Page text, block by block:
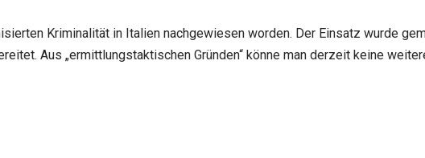
Kriminalität in Italien nachgewiesen worden. Der Einsatz wurde
Aus „ermittlungstaktischen Gründen“ könne man derzeit keine